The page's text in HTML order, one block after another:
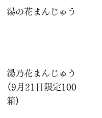
湯の花まんじゅう
湯乃花まんじゅう
（9月21日限定100
箱）